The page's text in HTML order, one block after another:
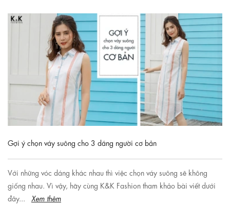
Gợi ý chọn váy suông cho 3 dáng người cơ bản
Với những vóc dáng khác nhau thì việc chọn váy suông sẽ không
giống nhau. Vì vậy, hãy cùng K&K Fashion tham khảo bài viết dưới
đây...
Xem thêm